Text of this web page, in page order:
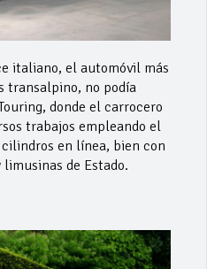
italiano, el automóvil más
transalpino, no podía
donde el carrocero
trabajos empleando el
en línea, bien con
de Estado.